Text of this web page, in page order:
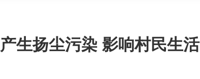
生扬尘污染 影响村民生活